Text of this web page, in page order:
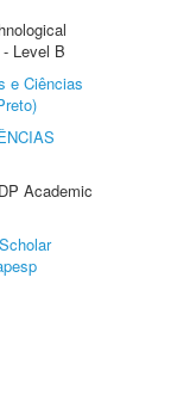
Level B
e Ciências
Academic